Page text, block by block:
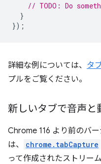
// TODO: Do
}
});
詳細な例については、 タ
プルをご覧ください。
新しいタブで音声と
Chrome 116 より前のバ
は、
chrome.tabCapture
って作成されたストリー